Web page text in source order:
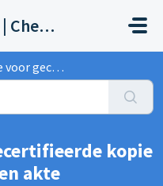
Helpdesk Biocides | Chemicals | Products
of vertaling van een ...
kopie
akte